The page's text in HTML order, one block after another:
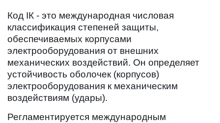
Код IК - это международная числовая
классификация степеней защиты,
обеспечиваемых корпусами
электрооборудования от внешних
механических воздействий. Он определяет
устойчивость оболочек (корпусов)
электрооборудования к механическим
воздействиям (удары).
Регламентируется международным